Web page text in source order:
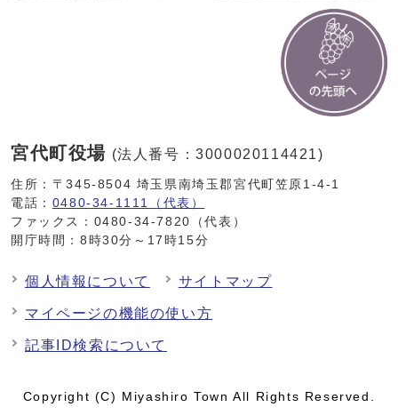
宮代町役場 (法人番号：3000020114421)
住所：〒345-8504 埼玉県南埼玉郡宮代町笠原1-4-1
電話： 0480-34-1111（代表）
ファックス：0480-34-7820（代表）
開庁時間：8時30分～17時15分
個人情報について サイトマップ
マイページの機能の使い方
記事ID検索について
Copyright (C) Miyashiro Town All Rights Reserved.